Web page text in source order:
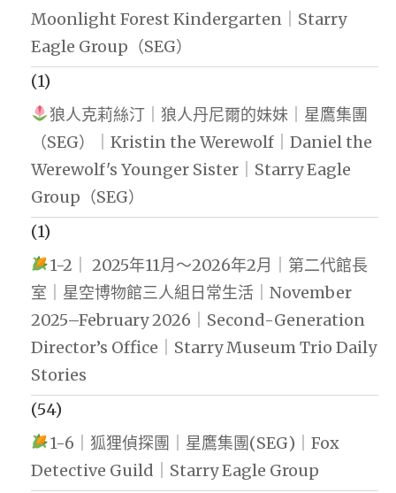
Moonlight Forest Kindergarten｜Starry
Eagle Group（SEG）
(1)
狼人克莉絲汀｜狼人丹尼爾的妹妹｜星鷹集團
（SEG）｜Kristin the Werewolf｜Daniel the
Werewolf's Younger Sister｜Starry Eagle
Group（SEG）
(1)
1-2｜ 2025年11月～2026年2月｜第二代館長
室｜星空博物館三人組日常生活｜November
2025–February 2026｜Second-Generation
Director’s Office｜Starry Museum Trio Daily
Stories
(54)
1-6｜狐狸偵探團｜星鷹集團(SEG)｜Fox
Detective Guild｜Starry Eagle Group